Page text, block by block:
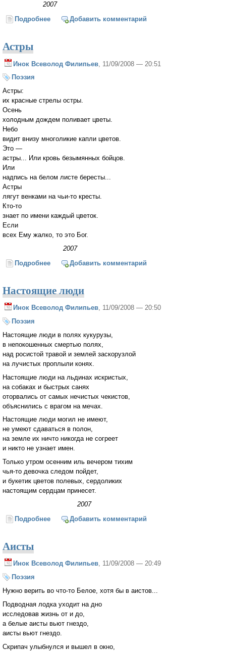
2007
Подробнее о Места лишения свободы
Добавить комментарий
Астры
Инок Всеволод Филипьев , 11/09/2008 — 20:51
Поэзия
Астры:
их красные стрелы остры.
Осень
холодным дождем поливает цветы.
Небо
видит внизу многоликие капли цветов.
Это —
астры... Или кровь безымянных бойцов.
Или
надпись на белом листе бересты...
Астры
лягут венками на чьи-то кресты.
Кто-то
знает по имени каждый цветок.
Если
всех Ему жалко, то это Бог.
2007
Подробнее о АстрыДобавить комментарий
Настоящие люди
Инок Всеволод Филипьев, 11/09/2008 — 20:50
Поэзия
Настоящие люди в полях кукурузы,
в непокошенных смертью полях,
над росистой травой и землей заскорузлой
на лучистых проплыли конях.
Настоящие люди на льдинах искристых,
на собаках и быстрых санях
оторвались от самых нечистых чекистов,
объяснились с врагом на мечах.
Настоящие люди могил не имеют,
не умеют сдаваться в полон,
на земле их ничто никогда не согреет
и никто не узнает имен.
Только утром осенним иль вечером тихим
чья-то девочка следом пойдет,
и букетик цветов полевых, сердоликих
настоящим сердцам принесет.
2007
Подробнее о Настоящие люди
Добавить комментарий
Аисты
Инок Всеволод Филипьев, 11/09/2008 — 20:49
Поэзия
Нужно верить во что-то Белое, хотя бы в аистов...
Подводная лодка уходит на дно
исследовав жизнь от и до,
а белые аисты вьют гнездо,
аисты вьют гнездо.
Скрипач улыбнулся и вышел в окно,